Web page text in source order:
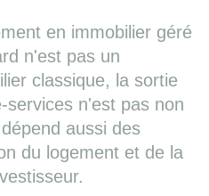
en immobilier géré
n'est pas un
classique, la sortie
services n'est pas non
aussi des
du logement et de la